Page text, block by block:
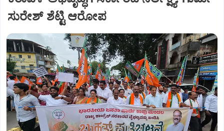
ಸುರೇಶ್ ಶೆಟ್ಟಿ ಆರೋಪ